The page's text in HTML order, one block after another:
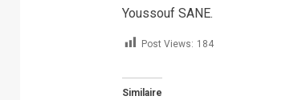
Youssouf SANE.
Post Views: 184
Similaire